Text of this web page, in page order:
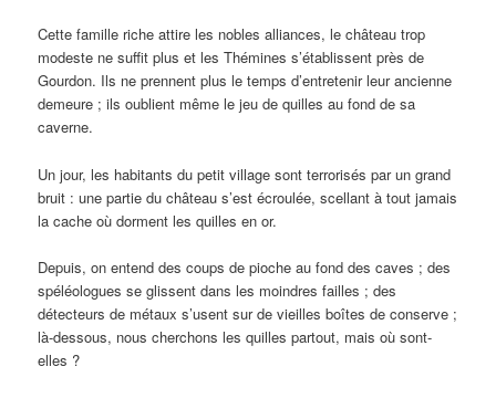
Cette famille riche attire les nobles alliances, le château trop
modeste ne suffit plus et les Thémines s’établissent près de
Gourdon. Ils ne prennent plus le temps d’entretenir leur ancienne
demeure ; ils oublient même le jeu de quilles au fond de sa
caverne.
Un jour, les habitants du petit village sont terrorisés par un grand
bruit : une partie du château s’est écroulée, scellant à tout jamais
la cache où dorment les quilles en or.
Depuis, on entend des coups de pioche au fond des caves ; des
spéléologues se glissent dans les moindres failles ; des
détecteurs de métaux s’usent sur de vieilles boîtes de conserve ;
là-dessous, nous cherchons les quilles partout, mais où sont-
elles ?